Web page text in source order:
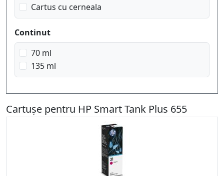
Cartus cu cerneala
Continut
70 ml
135 ml
Cartușe pentru HP Smart Tank Plus 655